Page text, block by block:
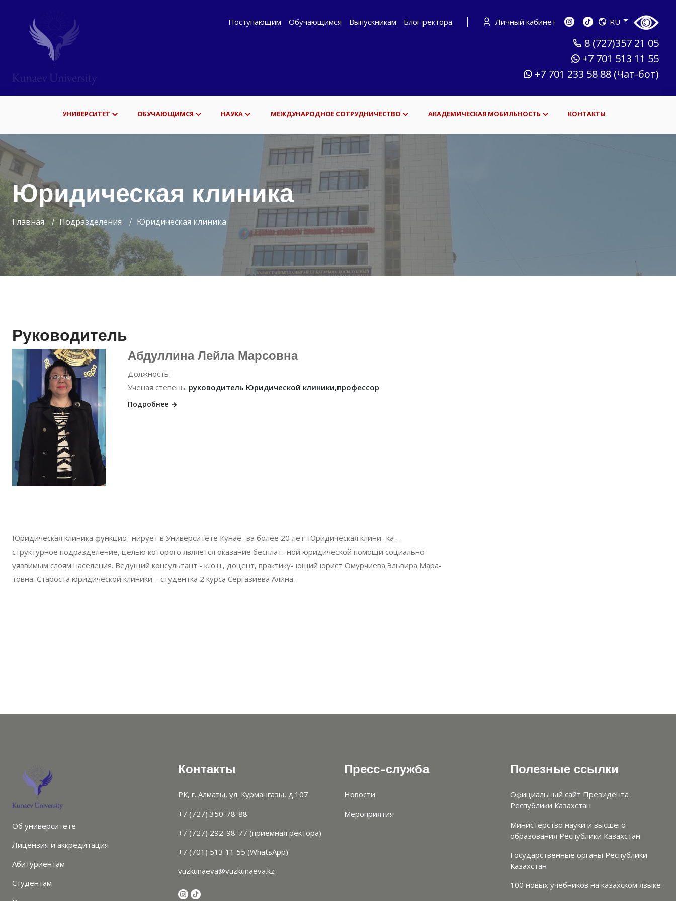
Поступающим Обучающимся Выпускникам Блог ректора Личный кабинет RU
8 (727)357 21 05
+7 701 513 11 55
+7 701 233 58 88 (Чат-бот)
УНИВЕРСИТЕТ ОБУЧАЮЩИМСЯ НАУКА МЕЖДУНАРОДНОЕ СОТРУДНИЧЕСТВО АКАДЕМИЧЕСКАЯ МОБИЛЬНОСТЬ КОНТАКТЫ
Юридическая клиника
Главная Подразделения Юридическая клиника
Руководитель
Абдуллина Лейла Марсовна
Должность:
Ученая степень: руководитель Юридической клиники,профессор
Подробнее
Юридическая клиника функцио- нирует в Университете Кунае- ва более 20 лет. Юридическая клини- ка –
структурное подразделение, целью которого является оказание бесплат- ной юридической помощи социально
уязвимым слоям населения. Ведущий консультант - к.ю.н., доцент, практику- ющий юрист Омурчиева Эльвира Мара-
товна. Староста юридической клиники – студентка 2 курса Сергазиева Алина.
Об университете
Лицензия и аккредитация
Абитуриентам
Студентам
Контакты
РК, г. Алматы, ул. Курмангазы, д.107
+7 (727) 350-78-88
+7 (727) 292-98-77 (приемная ректора)
+7 (701) 513 11 55 (WhatsApp)
vuzkunaeva@vuzkunaeva.kz
Пресс-служба
Новости
Мероприятия
Полезные ссылки
Официальный сайт Президента
Республики Казахстан
Министерство науки и высшего
образования Республики Казахстан
Государственные органы Республики
Казахстан
100 новых учебников на казахском языке